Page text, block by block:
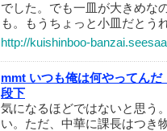
でした。でも一皿が大きめな
も。もうちょっと小皿だとう
http://kuishinboo-
mmt いつも俺は何やってん
段下
気になるほどではないと思う
い。ただ、中華に課長はつき